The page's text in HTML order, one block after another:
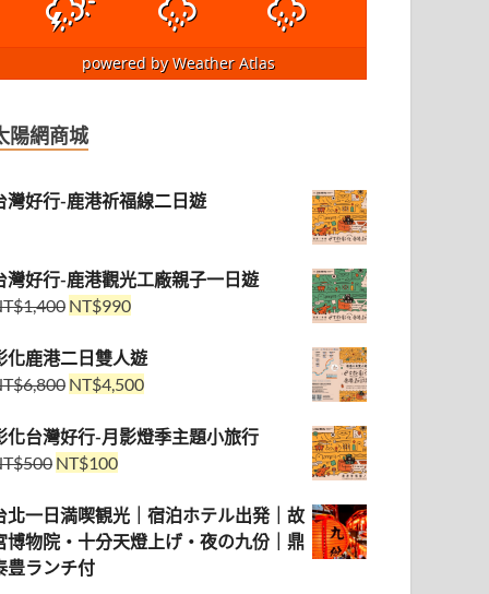
powered byWeather Atlas
陽網商城
灣好行-鹿港祈福線二日遊
灣好行-鹿港觀光工廠親子一日遊
1,400 NT$990
化鹿港二日雙人遊
6,800 NT$4,500
化台灣好行-月影燈季主題小旅行
500 NT$100
北一日満喫観光｜宿泊ホテル出発｜故
博物院・十分天燈上げ・夜の九份｜鼎
豊ランチ付